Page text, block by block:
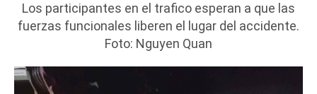
Los participantes en el trafico esperan a que las
fuerzas funcionales liberen el lugar del accidente.
Foto: Nguyen Quan